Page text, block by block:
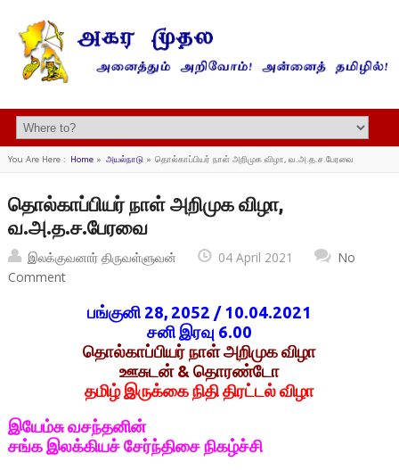
You Are Here : Home» அயல்நாடு» தொல்காப்பியர் நாள் அறிமுக விழா, வ.அ.த.ச.பேரவை
தொல்காப்பியர் நாள் அறிமுக விழா,
வ.அ.த.ச.பேரவை
இலக்குவனார் திருவள்ளுவன் 04 April 2021
No
Comment
பங்குனி 28, 2052 / 10.04.2021
சனி இரவு 6.00
தொல்காப்பியர் நாள் அறிமுக விழா
ஊசுடன் & தாெரண்டோ
தமிழ் இருக்கை நிதி திரட்டல் விழா
இயேம்சு வசந்தனின்
சங்க இலக்கியச் சேர்ந்திசை நிகழ்ச்சி